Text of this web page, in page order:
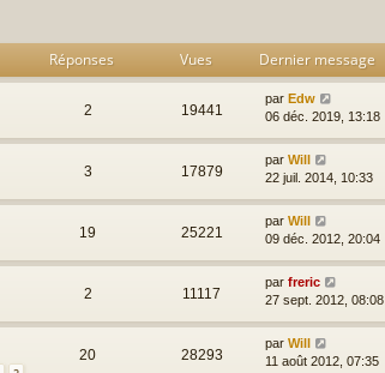
Réponses Vues Dernier message
2 19441
par Edw
06 déc. 2019, 13:18
3 17879
par Will
22 juil. 2014, 10:33
19 25221
par Will
09 déc. 2012, 20:04
2 11117
par freric
27 sept. 2012, 08:08
20 28293
par Will
11 août 2012, 07:35